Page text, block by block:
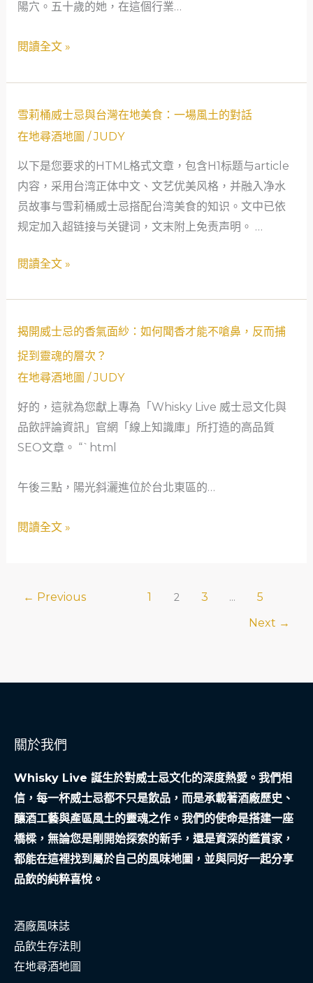
的
幻
說
起
陽穴。五十歲的她，在這個行業…
的
美
50
歲
流
女
主
管
變
閱讀全文 »
雪莉桶威士忌與台灣在地美食：一場風土的對話
在地尋酒地圖 /JUDY
以下是您要求的HTML格式文章，包含H1标题与article
内容，采用台湾正体中文、文艺优美风格，并融入净水
员故事与雪莉桶威士忌搭配台湾美食的知识。文中已依
规定加入超链接与关键词，文末附上免责声明。 …
雪
莉
威
士
忌
與
灣
美
食：
一
風
土
的
話
閱讀全文 »
揭開威士忌的香氣面紗：如何聞香才能不嗆鼻，反而捕
捉到靈魂的層次？
在地尋酒地圖 /JUDY
好的，這就為您獻上專為「Whisky Live 威士忌文化與
品飲評論資訊」官網「線上知識庫」所打造的高品質
SEO文章。 “`html
午後三點，陽光斜灑進位於台北東區的…
揭
士
忌
的
香
面
如
捕
捉
到
靈
魂
的
層
閱讀全文 »
← Previous 1 2 3 ...
5
Next →
關於我們
Whisky Live 誕生於對威士忌文化的深度熱愛。我們相
信，每一杯威士忌都不只是飲品，而是承載著酒廠歷史、
釀酒工藝與產區風土的靈魂之作。我們的使命是搭建一座
橋樑，無論您是剛開始探索的新手，還是資深的鑑賞家，
都能在這裡找到屬於自己的風味地圖，並與同好一起分享
品飲的純粹喜悅。
酒廠風味誌
品飲生存法則
在地尋酒地圖